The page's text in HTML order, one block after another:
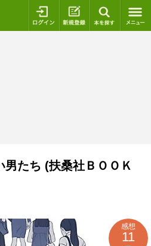
ログイン 新規登録
男たち (扶桑社ＢＯＯＫ
感想
11